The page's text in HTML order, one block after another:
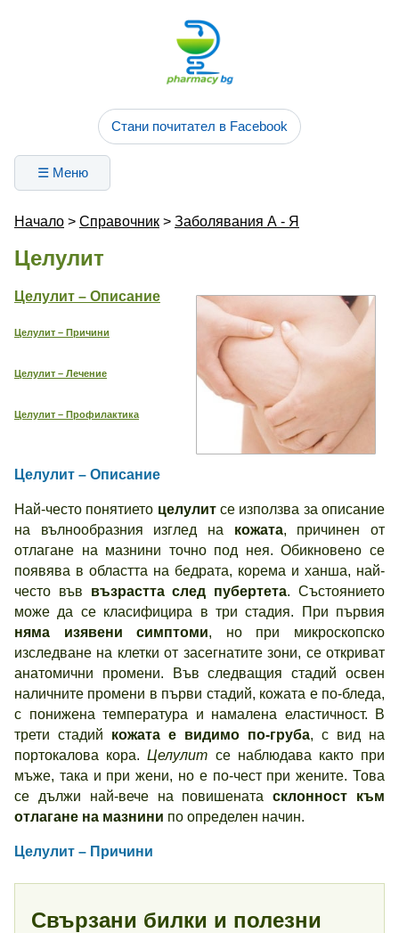
Стани почитател в Facebook
☰ Меню
Начало > Справочник > Заболявания А - Я
Целулит
Целулит – Описание
Целулит – Причини
Целулит – Лечение
Целулит – Профилактика
Целулит – Описание
Най-често понятието целулитсе използва за описание
на вълнообразния изглед на кожата, причинен от
отлагане на мазнини точно под нея. Обикновено се
появява в областта на бедрата, корема и ханша, най-
често във възрастта след пубертета. Състоянието
може да се класифицира в три стадия. При първия
няма изявени симптоми, но при микроскопско
изследване на клетки от засегнатите зони, се откриват
анатомични промени. Във следващия стадий освен
наличните промени в първи стадий, кожата е по-бледа,
с понижена температура и намалена еластичност. В
трети стадий кожата е видимо по-груба, с вид на
портокалова кора.Целулит се наблюдава както при
мъже, така и при жени, но е по-чест при жените. Това
се дължи най-вече на повишенатасклонност към
отлагане на мазнини по определен начин.
Целулит – Причини
Свързани билки и полезни